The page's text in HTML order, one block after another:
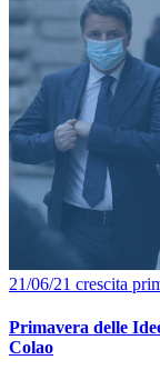
21/06/21 crescita
Primavera delle
Colao